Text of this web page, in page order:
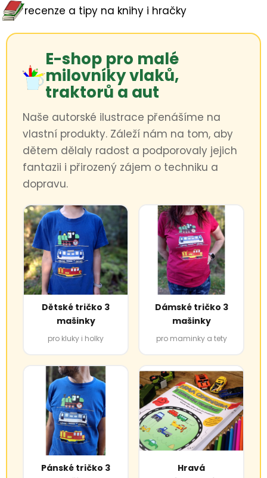
recenze a tipy na knihy i hračky
E-shop pro malé
milovníky vlaků,
traktorů a aut
Naše autorské ilustrace přenášíme na
vlastní produkty. Záleží nám na tom, aby
dětem dělaly radost a podporovaly jejich
fantazii i přirozený zájem o techniku a
dopravu.
Dětské tričko 3
mašinky
pro kluky i holky
Dámské tričko 3
mašinky
pro maminky a tety
Pánské tričko 3
Hravá